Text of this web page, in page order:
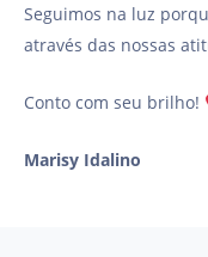
Seguimos na luz
através das nossas
Conto com seu brilho!
Marisy Idalino